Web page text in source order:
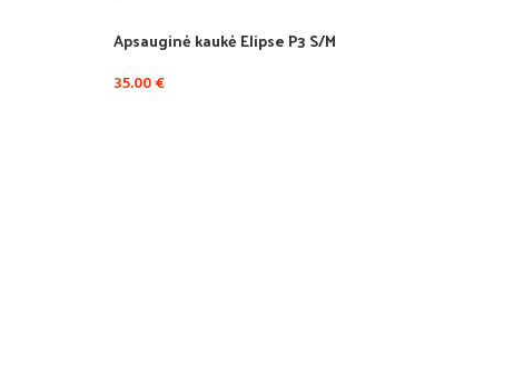
Apsauginė kaukė Elipse P3 S/M
35.00€